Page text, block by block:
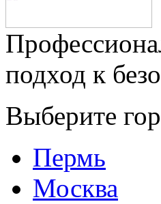
подход к
Выберите
Пермь
Москва